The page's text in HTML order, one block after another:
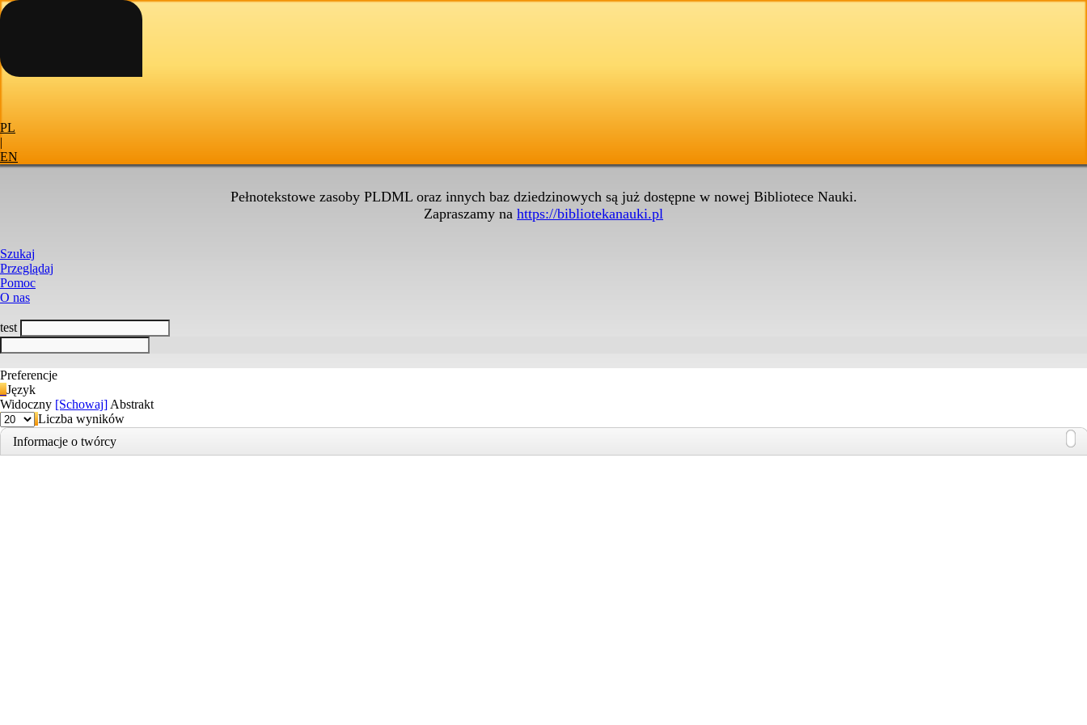
PL
|
EN
Pełnotekstowe zasoby PLDML oraz innych baz dziedzinowych są już dostępne w nowej Bibliotece Nauki.
Zapraszamy na https://bibliotekanauki.pl
Szukaj
Przeglądaj
Pomoc
O nas
test
Preferencje
Język
Widoczny [Schowaj] Abstrakt
Liczba wyników
Informacje o twórcy